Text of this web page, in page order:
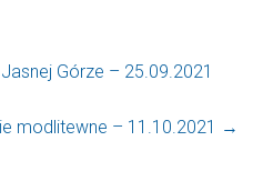
Górze – 25.09.2021
modlitewne – 11.10.2021 →